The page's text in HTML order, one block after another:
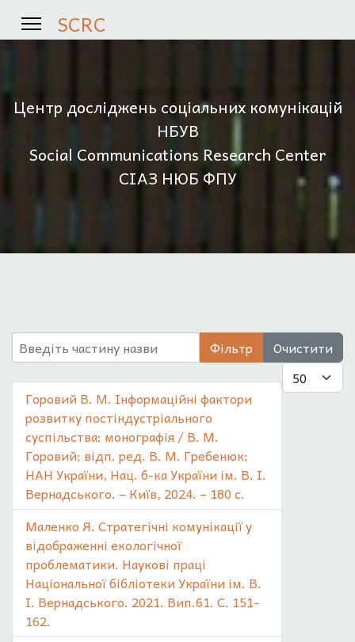
SCRC
Центр досліджень соціальних комунікацій
НБУВ
Social Communications Research Center
СІАЗ НЮБ ФПУ
Введіть частину назви Фільтр
Очистити
Показувати
Горовий В. М. Інформаційні фактори
розвитку постіндустріального
суспільства: монографія / В. М.
Горовий; відп. ред. В. М. Гребенюк;
НАН України, Нац. б-ка України ім. В. І.
Вернадського. – Київ, 2024. – 180 с.
Маленко Я. Стратегічні комунікації у
відображенні екологічної
проблематики. Наукові праці
Національної бібліотеки України ім. В.
І. Вернадського. 2021. Вип.61. С. 151-
162.